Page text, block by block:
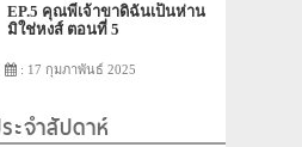
EP.5 คุณพี่เจ้าขาดิฉันเป็นห่าน
มิใช่หงส์ ตอนที่ 5
: 17 กุมภาพันธ์ 2025
จำสัปดาห์